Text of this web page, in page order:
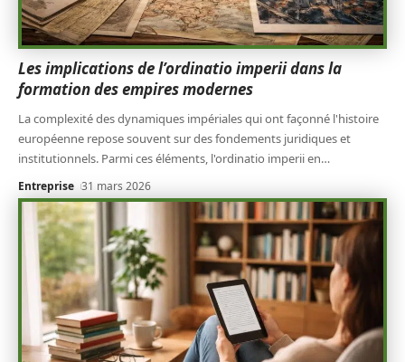
Les implications de l’ordinatio imperii dans la
formation des empires modernes
La complexité des dynamiques impériales qui ont façonné l'histoire
européenne repose souvent sur des fondements juridiques et
institutionnels. Parmi ces éléments, l'ordinatio imperii en…
Entreprise 31 mars 2026